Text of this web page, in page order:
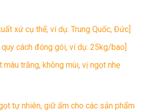
xứ cụ thể, ví dụ: Trung Quốc, Đức]
cách đóng gói, ví dụ: 25kg/bao]
màu trắng, không mùi, vị ngọt nhẹ
tự nhiên, giữ ẩm cho các sản phẩm